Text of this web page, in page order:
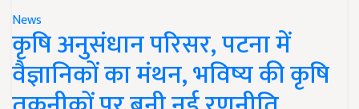
News
कृषि अनुसंधान परिसर, पटना में
वैज्ञानिकों का मंथन, भविष्य की कृषि